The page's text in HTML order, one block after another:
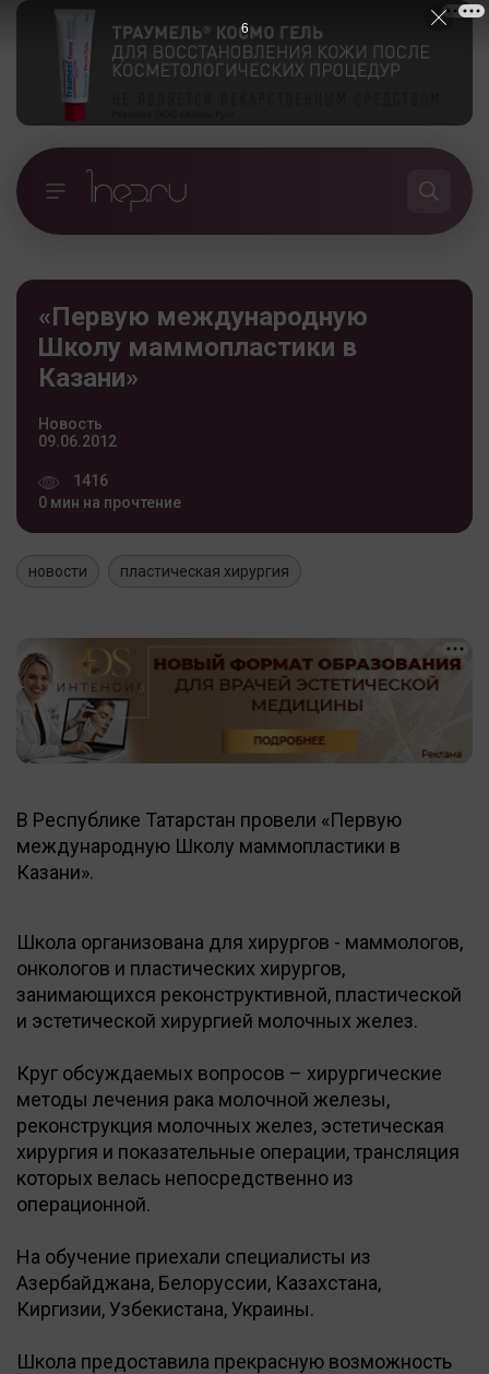
«Первую международную
Школу маммопластики в
Казани»
Новость
09.06.2012
1416
0 мин на прочтение
новости пластическая хирургия
В Республике Татарстан провели «Первую
международную Школу маммопластики в
Казани».
Школа организована для хирургов - маммологов,
онкологов и пластических хирургов,
занимающихся реконструктивной, пластической
и эстетической хирургией молочных желез.
Круг обсуждаемых вопросов – хирургические
методы лечения рака молочной железы,
реконструкция молочных желез, эстетическая
хирургия и показательные операции, трансляция
которых велась непосредственно из
операционной.
На обучение приехали специалисты из
Азербайджана, Белоруссии, Казахстана,
Киргизии, Узбекистана, Украины.
Школа предоставила прекрасную возможность
5